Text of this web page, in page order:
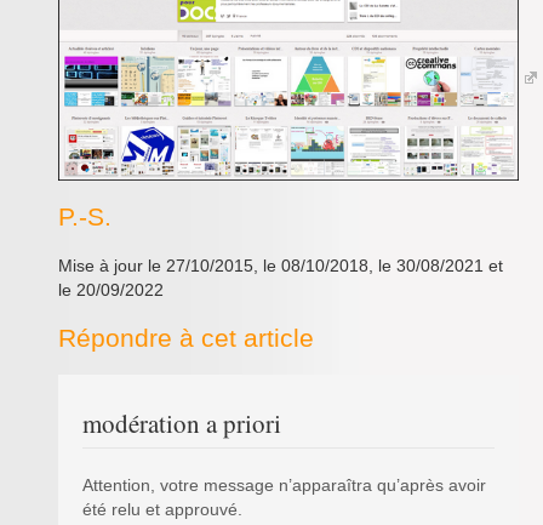
P.-S.
Mise à jour le 27/10/2015, le 08/10/2018, le 30/08/2021 et
le 20/09/2022
Répondre à cet article
modération a priori
Attention, votre message n’apparaîtra qu’après avoir
été relu et approuvé.